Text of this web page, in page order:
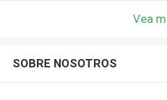
Vea
SOBRE NOSOTROS